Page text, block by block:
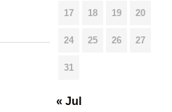
17 18 19 20
24 25 26 27
31
« Jul